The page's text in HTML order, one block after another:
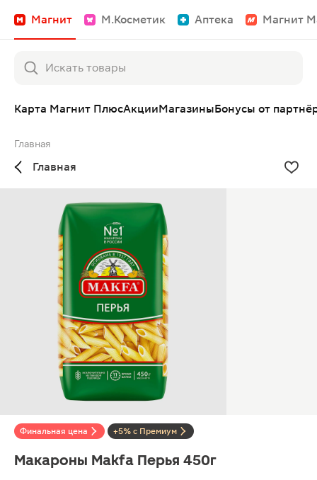
Магнит М.Косметик Аптека Магнит
Карта Магнит ПлюсАкцииМагазиныБонусы от
Главная
Главная
Финальная цена +5% с Премиум
Макароны Makfa Перья 450г